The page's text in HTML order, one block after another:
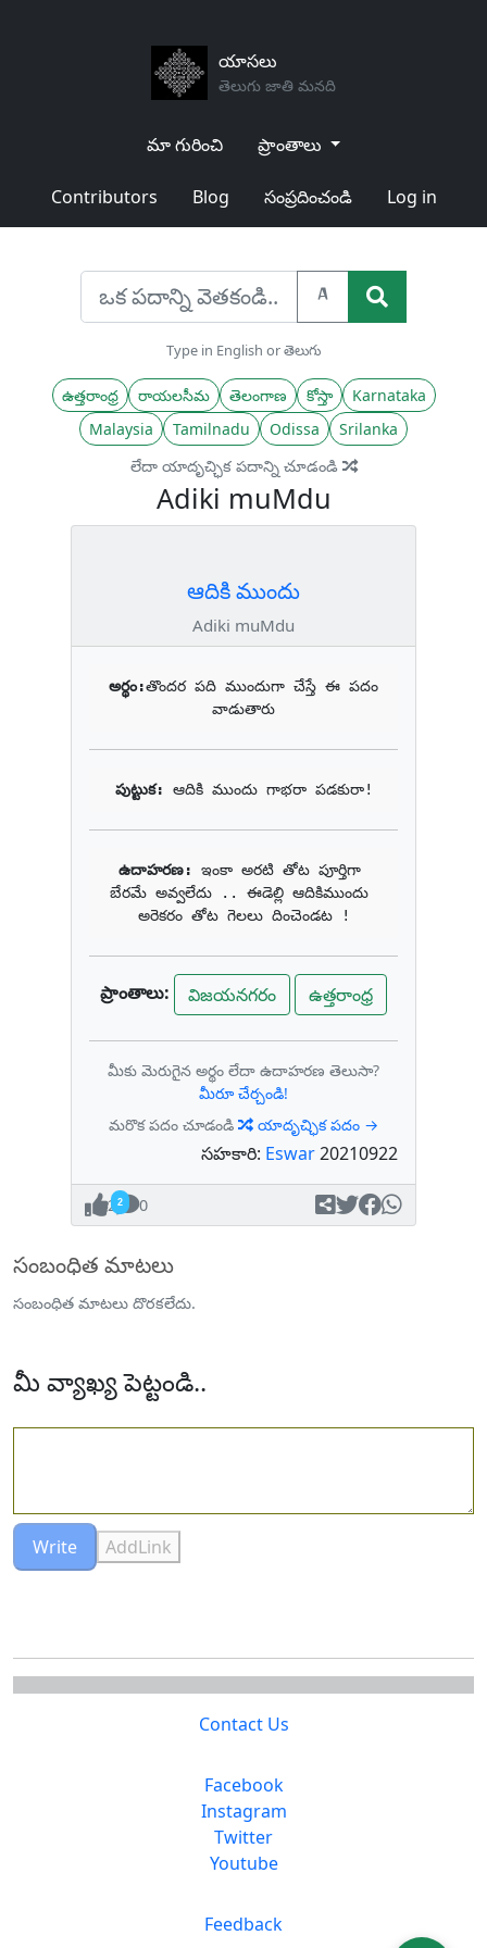
యాసలు
తెలుగు జాతి మనది
మా గురించి ప్రాంతాలు
Contributors Blog సంప్రదించండి Log in
A
Type in English or తెలుగు
ఉత్తరాంధ్ర రాయలసీమ తెలంగాణ కోస్తా
Karnataka
Malaysia
Tamilnadu Odissa
Srilanka
లేదా యాదృచ్ఛిక పదాన్ని చూడండి
Adiki muMdu
ఆదికి ముందు
Adiki muMdu
అర్థం:తొందర పది ముందుగా చేస్తే ఈ పదం
వాడుతారు
పుట్టుక: ఆదికి ముందు గాభరా పడకురా!
ఉదాహరణ: ఇంకా అరటి తోట పూర్తిగా
బేరమే అవ్వలేదు .. ఈడెల్లి ఆదికిముందు
అరెకరం తోట గెలలు దించెండట !
ప్రాంతాలు: విజయనగరం ఉత్తరాంధ్ర
మీకు మెరుగైన అర్థం లేదా ఉదాహరణ తెలుసా?
మీరూ చేర్చండి!
మరొక పదం చూడండి
యాదృచ్ఛిక పదం →
సహకారి: Eswar20210922
2 0
సంబంధిత మాటలు
సంబంధిత మాటలు దొరకలేదు.
మీ వ్యాఖ్య పెట్టండి..
Write AddLink
Contact Us
Facebook
Instagram
Twitter
Youtube
Feedback